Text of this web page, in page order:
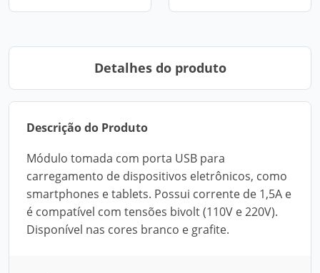
Detalhes do produto
Descrição do Produto
Módulo tomada com porta USB para
carregamento de dispositivos eletrônicos, como
smartphones e tablets. Possui corrente de 1,5A e
é compatível com tensões bivolt (110V e 220V).
Disponível nas cores branco e grafite.